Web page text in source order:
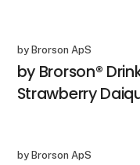
by Brorson ApS
by Brorson®
Strawberry
by Brorson ApS